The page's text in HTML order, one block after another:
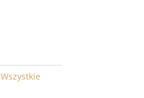
Wszystkie